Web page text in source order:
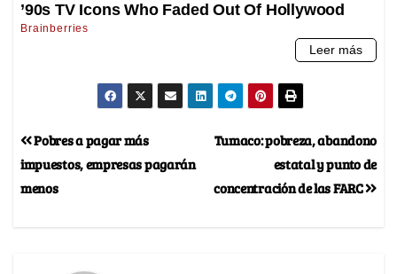
Tumaco: pobreza, abandono
estatal y punto de
concentración de las FARC
Pobres a pagar más
impuestos, empresas pagarán
menos